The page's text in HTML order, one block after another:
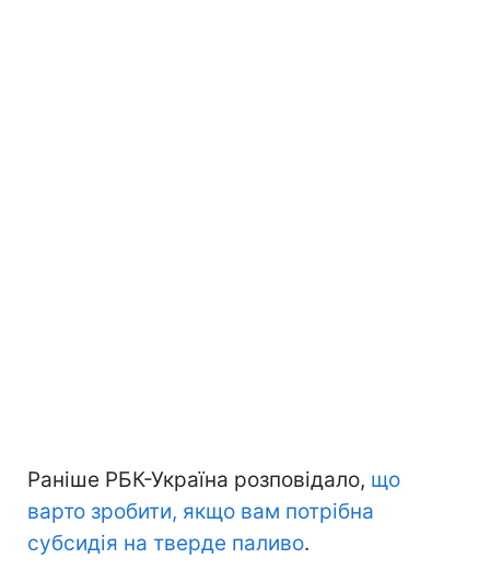
Раніше РБК-Україна розповідало, що
варто зробити, якщо вам потрібна
субсидія на тверде паливо.